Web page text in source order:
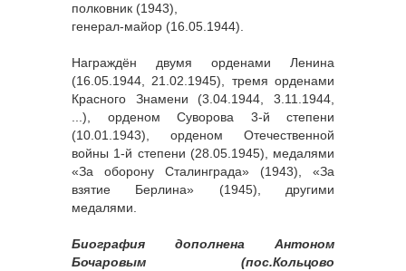
полковник (1943),
генерал-майор (16.05.1944).
Награждён двумя орденами Ленина
(16.05.1944, 21.02.1945), тремя орденами
Красного Знамени (3.04.1944, 3.11.1944,
...), орденом Суворова 3-й степени
(10.01.1943), орденом Отечественной
войны 1-й степени (28.05.1945), медалями
«За оборону Сталинграда» (1943), «За
взятие Берлина» (1945), другими
медалями.
Биография дополнена Антоном
Бочаровым (пос.Кольцово